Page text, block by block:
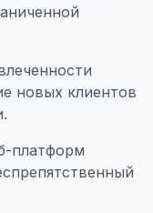
новых клиентов
платформ